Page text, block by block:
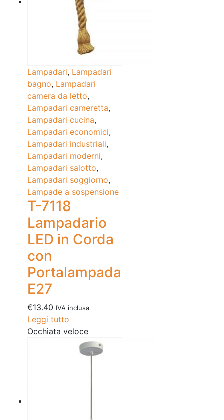
Lampadari, Lampadari
bagno, Lampadari
camera da letto,
Lampadari cameretta,
Lampadari cucina,
Lampadari economici,
Lampadari industriali,
Lampadari moderni,
Lampadari salotto,
Lampadari soggiorno,
Lampade a sospensione
T-7118
Lampadario
LED in Corda
con
Portalampada
E27
€13.40 IVA inclusa
Leggi tutto
Occhiata veloce